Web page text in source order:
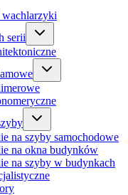
serii
na szyby samochodowe
na okna budynków
na szyby w budynkach